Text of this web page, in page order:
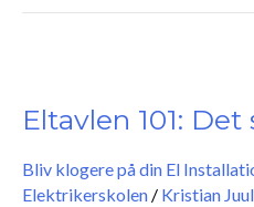
Eltavlen 101:
Bliv klogere på din El
Elektrikerskolen / Kristian Juul
Det
du
vide